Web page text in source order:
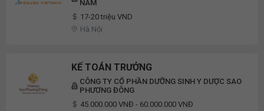
NAM
17-20 triệu VND
Hà Nội
KẾ TOÁN TRƯỞNG
CÔNG TY CỔ PHẦN DƯỠNG SINH Y DƯỢC SAO
PHƯƠNG ĐÔNG
45.000.000 VNĐ - 60.000.000 VNĐ